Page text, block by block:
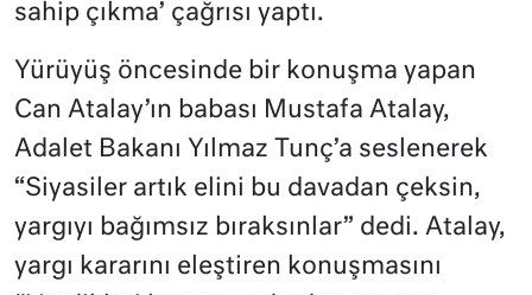
sahip çıkma’ çağrısı yaptı.
Yürüyüş öncesinde bir konuşma yapan
Can Atalay’ın babası Mustafa Atalay,
Adalet Bakanı Yılmaz Tunç’a seslenerek
“Siyasiler artık elini bu davadan çeksin,
yargıyı bağımsız bıraksınlar” dedi. Atalay,
yargı kararını eleştiren konuşmasını